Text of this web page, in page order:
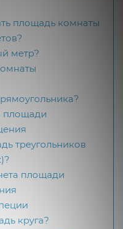
площадь комнаты
метр?
площади
треугольников
площади
круга?